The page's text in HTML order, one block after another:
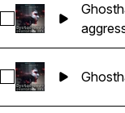
Sélectionnez
Sélectionnez